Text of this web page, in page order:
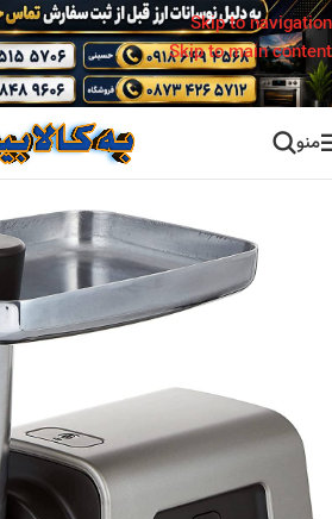
Skip to navigation
Skip to main content
منو